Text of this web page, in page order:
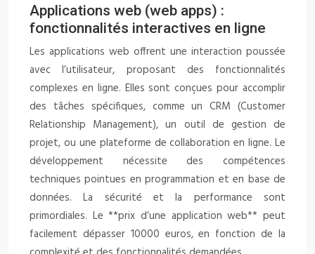
Applications web (web apps) :
fonctionnalités interactives en ligne
Les applications web offrent une interaction poussée
avec l’utilisateur, proposant des fonctionnalités
complexes en ligne. Elles sont conçues pour accomplir
des tâches spécifiques, comme un CRM (Customer
Relationship Management), un outil de gestion de
projet, ou une plateforme de collaboration en ligne. Le
développement nécessite des compétences
techniques pointues en programmation et en base de
données. La sécurité et la performance sont
primordiales. Le **prix d’une application web** peut
facilement dépasser 10000 euros, en fonction de la